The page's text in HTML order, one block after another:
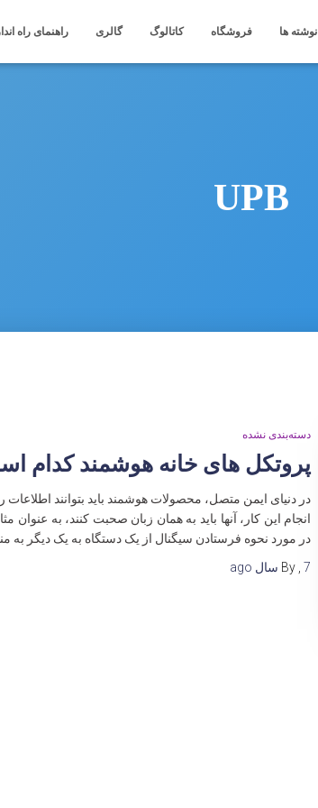
نوشته ها فروشگاه کاتالوگ گالری راهنمای راه
UPB
دسته‌بندی نشده
پروتکل های خانه هوشمند کدام
در دنیای ایمن متصل، محصولات هوشمند باید بتوانند اطلاعات
انجام این کار، آنها باید به همان زبان صحبت کنند، به عنوان
در مورد نحوه فرستادن سیگنال از یک دستگاه به یک دیگر به
By ,7 سال